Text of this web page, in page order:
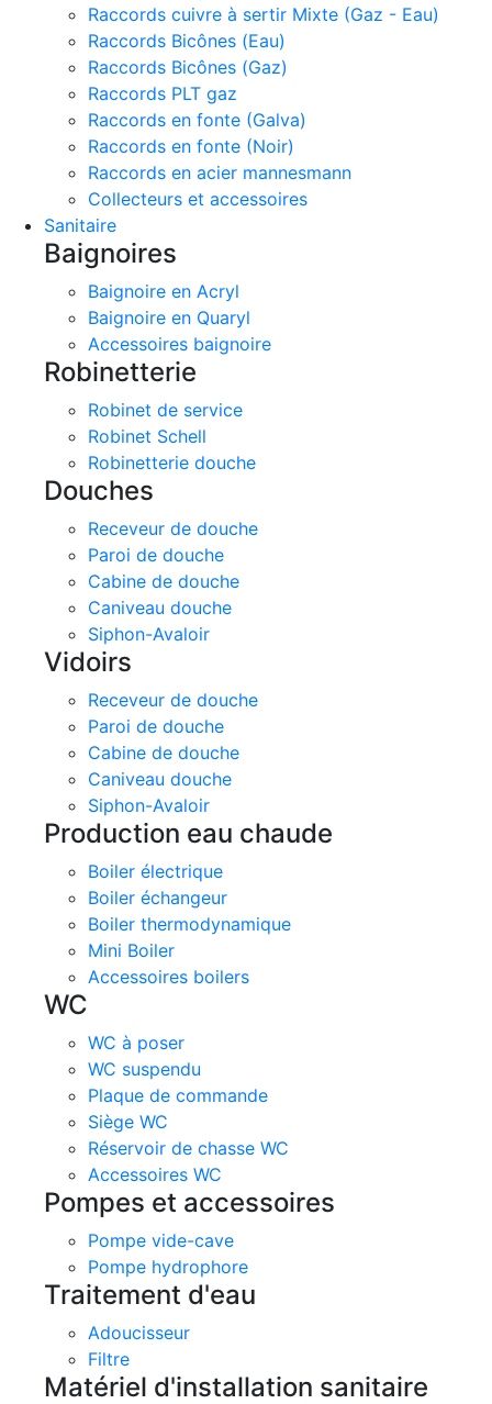
Raccords cuivre à sertir Mixte (Gaz - Eau)
Raccords Bicônes (Eau)
Raccords Bicônes (Gaz)
Raccords PLT gaz
Raccords en fonte (Galva)
Raccords en fonte (Noir)
Raccords en acier mannesmann
Collecteurs et accessoires
Sanitaire
Baignoires
Baignoire en Acryl
Baignoire en Quaryl
Accessoires baignoire
Robinetterie
Robinet de service
Robinet Schell
Robinetterie douche
Douches
Receveur de douche
Paroi de douche
Cabine de douche
Caniveau douche
Siphon-Avaloir
Vidoirs
Receveur de douche
Paroi de douche
Cabine de douche
Caniveau douche
Siphon-Avaloir
Production eau chaude
Boiler électrique
Boiler échangeur
Boiler thermodynamique
Mini Boiler
Accessoires boilers
WC
WC à poser
WC suspendu
Plaque de commande
Siège WC
Réservoir de chasse WC
Accessoires WC
Pompes et accessoires
Pompe vide-cave
Pompe hydrophore
Traitement d'eau
Adoucisseur
Filtre
Matériel d'installation sanitaire